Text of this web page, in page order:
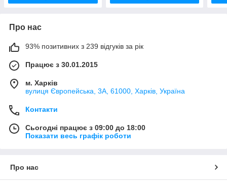
Про нас
93% позитивних з 239 відгуків за рік
Працює з 30.01.2015
м. Харків
вулиця Європейська, 3А, 61000, Харків, Україна
Контакти
Сьогодні працює з 09:00 до 18:00
Показати весь графік роботи
Про нас